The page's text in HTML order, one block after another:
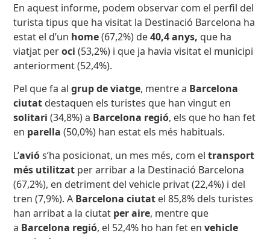
En aquest informe, podem observar com el perfil del
turista tipus que ha visitat la Destinació Barcelona ha
estat el d’un home(67,2%) de40,4 anys, que ha
viatjat peroci(53,2%) i que ja havia visitat el municipi
anteriorment (52,4%).
Pel que fa algrup de viatge, mentre a Barcelona
ciutat destaquen els turistes que han vingut en
solitari (34,8%) a Barcelona regió, els que ho han fet
en parella (50,0%) han estat els més habituals.
L’aviós’ha posicionat, un mes més, com eltransport
més utilitzat per arribar a la Destinació Barcelona
(67,2%), en detriment del vehicle privat (22,4%) i del
tren (7,9%). A Barcelona ciutat el 85,8% dels turistes
han arribat a la ciutat per aire, mentre que
a Barcelona regió, el 52,4% ho han fet envehicle